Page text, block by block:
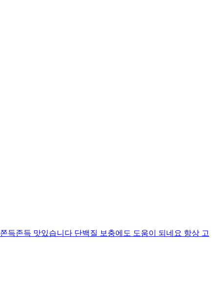
득존득 맛있습니다 단백질 보충에도 도움이 되네요 항상 고